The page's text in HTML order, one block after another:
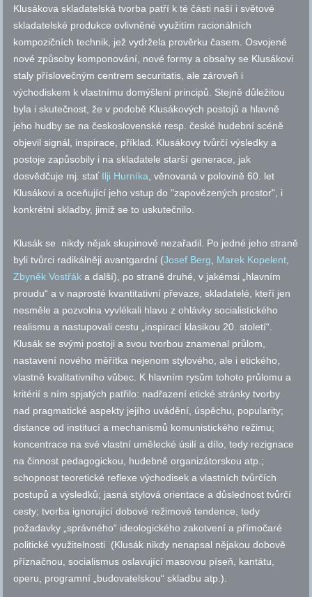
Klusákova skladatelská tvorba patří k té části naší i světové
skladatelské produkce ovlivněné využitím racionálních
kompozičních technik, jež vydržela prověrku časem. Osvojené
nové způsoby komponování, nové formy a obsahy se Klusákovi
staly příslovečným centrem securitatis, ale zároveň i
východiskem k vlastnímu domýšlení principů. Stejně důležitou
byla i skutečnost, že v podobě Klusákových postojů a hlavně
jeho hudby se na československé resp. české hudební scéně
objevil signál, inspirace, příklad. Klusákovy tvůrčí výsledky a
postoje zapůsobily i na skladatele starší generace, jak
dosvědčuje mj. stať Ilji Hurníka, věnovaná v polovině 60. let
Klusákovi a oceňující jeho vstup do "zapovězených prostor", i
konkrétní skladby, jimiž se to uskutečnilo.
Klusák se nikdy nějak skupinově nezařadil. Po jedné jeho straně
byli tvůrci radikálněji avantgardní (Josef Berg, Marek Kopelent,
Zbyněk Vostřák a další), po straně druhé, v jakémsi „hlavním
proudu“ a v naprosté kvantitativní převaze, skladatelé, kteří jen
nesměle a pozvolna vyvlékali hlavu z ohlávky socialistického
realismu a nastupovali cestu „inspirací klasikou 20. století“.
Klusák se svými postoji a svou tvorbou znamenal průlom,
nastavení nového měřítka nejenom stylového, ale i etického,
vlastně kvalitativního vůbec. K hlavním rysům tohoto průlomu a
kritérií s ním spjatých patřilo: nadřazení etické stránky tvorby
nad pragmatické aspekty jejího uvádění, úspěchu, popularity;
distance od institucí a mechanismů komunistického režimu;
koncentrace na své vlastní umělecké úsilí a dílo, tedy rezignace
na činnost pedagogickou, hudebně organizátorskou atp.;
schopnost teoretické reflexe východisek a vlastních tvůrčích
postupů a výsledků; jasná stylová orientace a důslednost tvůrčí
cesty; tvorba ignorující dobové režimové tendence, tedy
požadavky „správného“ ideologického zakotvení a přímočaré
politické využitelnosti (Klusák nikdy nenapsal nějakou dobově
příznačnou, socialismus oslavující masovou píseň, kantátu,
operu, programní „budovatelskou“ skladbu atp.).